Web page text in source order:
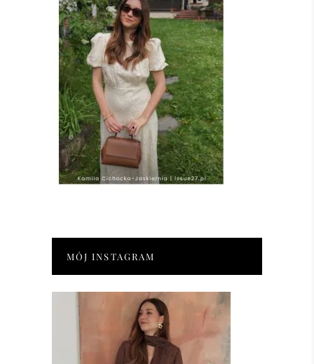
MÓJ INSTAGRAM